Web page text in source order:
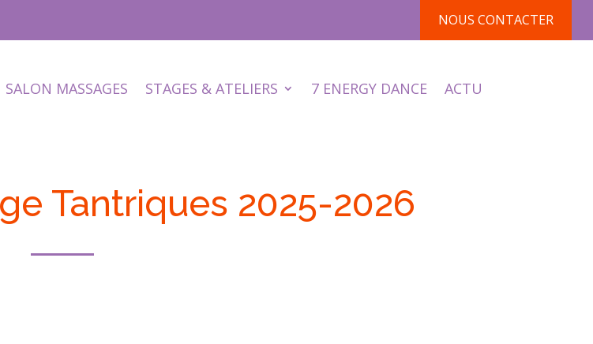
NOUS CONTACTER
SALON MASSAGES STAGES & ATELIERS 7 ENERGY DANCE ACTU
Tantriques 2025-2026